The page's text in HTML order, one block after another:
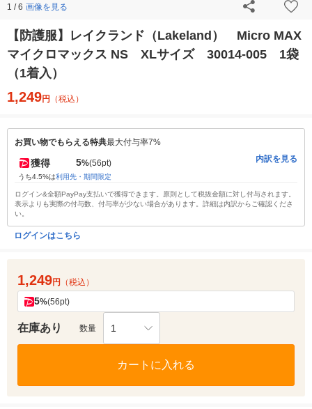
1 / 6 画像を見る
【防護服】レイクランド（Lakeland） Micro MAX
マイクロマックス NS XLサイズ 30014-005 1袋
（1着入）
1,249円 （税込）
お買い物でもらえる特典最大付与率7%
獲得 5%(56pt)
うち4.5%は利用先・期間限定
内訳を見る
ログイン&全額PayPay支払いで獲得できます。原則として税抜金額に対し付与されます。
表示よりも実際の付与数、付与率が少ない場合があります。詳細は内訳からご確認くださ
い。
ログインはこちら
1,249円 （税込）
5%(56pt)
在庫あり 数量 1
カートに入れる